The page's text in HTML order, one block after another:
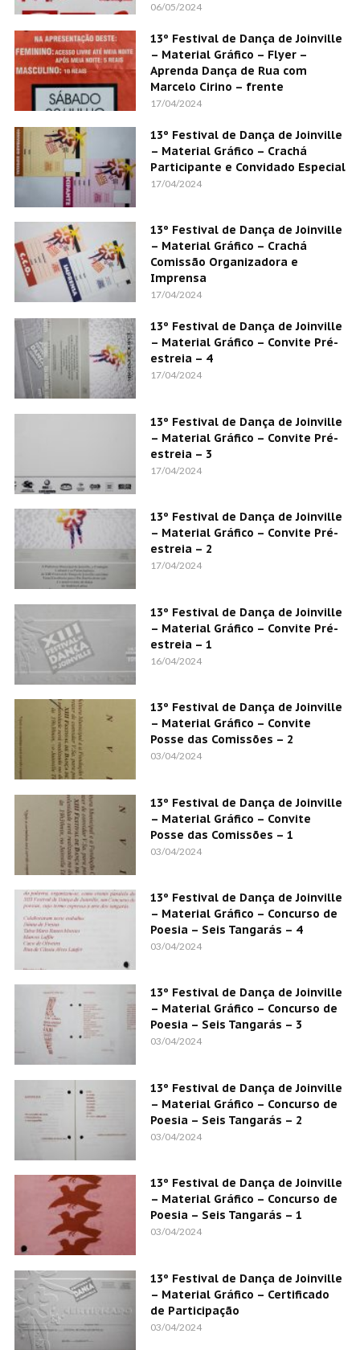
06/05/2024
13º Festival de Dança de Joinville
– Material Gráfico – Flyer –
Aprenda Dança de Rua com
Marcelo Cirino – frente
17/04/2024
13º Festival de Dança de Joinville
– Material Gráfico – Crachá
Participante e Convidado Especial
17/04/2024
13º Festival de Dança de Joinville
– Material Gráfico – Crachá
Comissão Organizadora e
Imprensa
17/04/2024
13º Festival de Dança de Joinville
– Material Gráfico – Convite Pré-
estreia – 4
17/04/2024
13º Festival de Dança de Joinville
– Material Gráfico – Convite Pré-
estreia – 3
17/04/2024
13º Festival de Dança de Joinville
– Material Gráfico – Convite Pré-
estreia – 2
17/04/2024
13º Festival de Dança de Joinville
– Material Gráfico – Convite Pré-
estreia – 1
16/04/2024
13º Festival de Dança de Joinville
– Material Gráfico – Convite
Posse das Comissões – 2
03/04/2024
13º Festival de Dança de Joinville
– Material Gráfico – Convite
Posse das Comissões – 1
03/04/2024
13º Festival de Dança de Joinville
– Material Gráfico – Concurso de
Poesia – Seis Tangarás – 4
03/04/2024
13º Festival de Dança de Joinville
– Material Gráfico – Concurso de
Poesia – Seis Tangarás – 3
03/04/2024
13º Festival de Dança de Joinville
– Material Gráfico – Concurso de
Poesia – Seis Tangarás – 2
03/04/2024
13º Festival de Dança de Joinville
– Material Gráfico – Concurso de
Poesia – Seis Tangarás – 1
03/04/2024
13º Festival de Dança de Joinville
– Material Gráfico – Certificado
de Participação
03/04/2024